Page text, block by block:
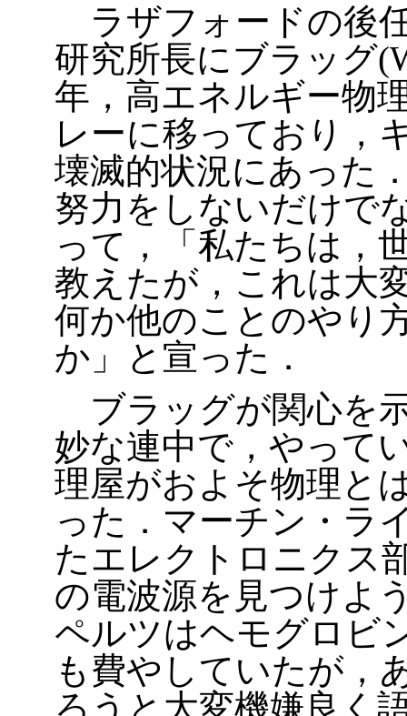
ラザフォードの後
研究所長にブラッグ
年，高エネルギー物
レーに移っており，
壊滅的状況にあった
努力をしないだけで
って，「私たちは，
教えたが，これは大
何か他のことのやり
か」と宣った．
ブラッグが関心を
妙な連中で，やって
理屋がおよそ物理と
った．マーチン・ラ
たエレクトロニクス
の電波源を見つけよ
ペルツはヘモグロビ
も費やしていたが，
ろうと大変機嫌良く